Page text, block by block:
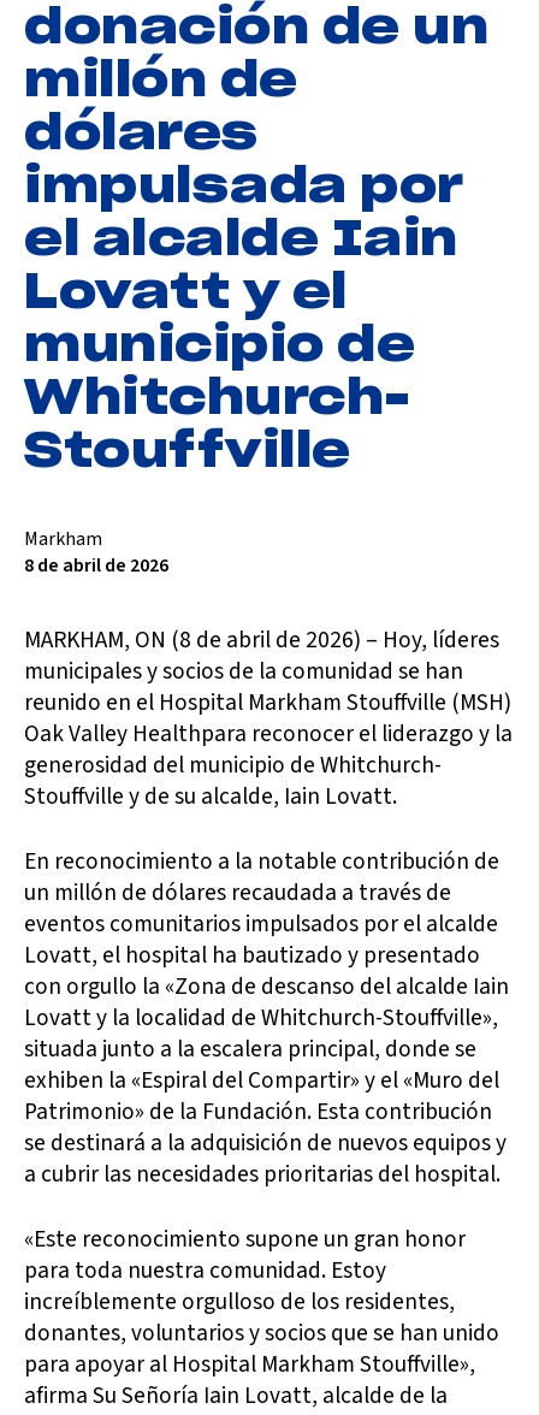
donación de un
millón de
dólares
impulsada por
el alcalde Iain
Lovatt y el
municipio de
Whitchurch-
Stouffville
Markham
8 de abril de 2026
MARKHAM, ON (8 de abril de 2026) – Hoy, líderes
municipales y socios de la comunidad se han
reunido en el Hospital Markham Stouffville (MSH)
Oak Valley Healthpara reconocer el liderazgo y la
generosidad del municipio de Whitchurch-
Stouffville y de su alcalde, Iain Lovatt.
En reconocimiento a la notable contribución de
un millón de dólares recaudada a través de
eventos comunitarios impulsados por el alcalde
Lovatt, el hospital ha bautizado y presentado
con orgullo la «Zona de descanso del alcalde Iain
Lovatt y la localidad de Whitchurch-Stouffville»,
situada junto a la escalera principal, donde se
exhiben la «Espiral del Compartir» y el «Muro del
Patrimonio» de la Fundación. Esta contribución
se destinará a la adquisición de nuevos equipos y
a cubrir las necesidades prioritarias del hospital.
«Este reconocimiento supone un gran honor
para toda nuestra comunidad. Estoy
increíblemente orgulloso de los residentes,
donantes, voluntarios y socios que se han unido
para apoyar al Hospital Markham Stouffville»,
afirma Su Señoría Iain Lovatt, alcalde de la